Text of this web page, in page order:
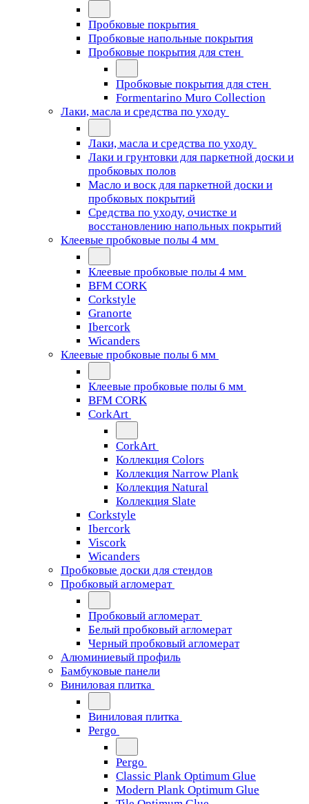
Пробковые покрытия
Пробковые напольные покрытия
Пробковые покрытия для стен
Пробковые покрытия для стен
Formentarino Muro Collection
Лаки, масла и средства по уходу
Лаки, масла и средства по уходу
Лаки и грунтовки для паркетной доски и
пробковых полов
Масло и воск для паркетной доски и
пробковых покрытий
Средства по уходу, очистке и
восстановлению напольных покрытий
Клеевые пробковые полы 4 мм
Клеевые пробковые полы 4 мм
BFM CORK
Corkstyle
Granorte
Ibercork
Wicanders
Клеевые пробковые полы 6 мм
Клеевые пробковые полы 6 мм
BFM CORK
CorkArt
CorkArt
Коллекция Colors
Коллекция Narrow Plank
Коллекция Natural
Коллекция Slate
Corkstyle
Ibercork
Viscork
Wicanders
Пробковые доски для стендов
Пробковый агломерат
Пробковый агломерат
Белый пробковый агломерат
Черный пробковый агломерат
Алюминиевый профиль
Бамбуковые панели
Виниловая плитка
Виниловая плитка
Pergo
Pergo
Classic Plank Optimum Glue
Modern Plank Optimum Glue